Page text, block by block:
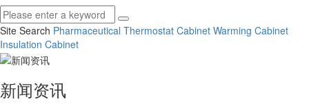
Site Search Pharmaceutical Thermostat Cabinet Warming Cabinet
Insulation Cabinet
新闻资讯